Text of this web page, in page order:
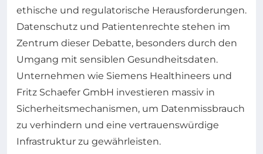
ethische und regulatorische Herausforderungen.
Datenschutz und Patientenrechte stehen im
Zentrum dieser Debatte, besonders durch den
Umgang mit sensiblen Gesundheitsdaten.
Unternehmen wie Siemens Healthineers und
Fritz Schaefer GmbH investieren massiv in
Sicherheitsmechanismen, um Datenmissbrauch
zu verhindern und eine vertrauenswürdige
Infrastruktur zu gewährleisten.